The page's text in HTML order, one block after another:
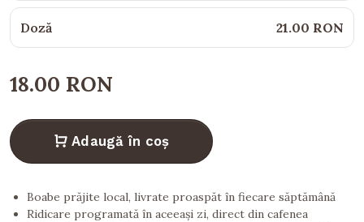
Doză 21.00 RON
18.00 RON
Adaugă în coș
Boabe prăjite local, livrate proaspăt în fiecare săptămână
Ridicare programată în aceeași zi, direct din cafenea